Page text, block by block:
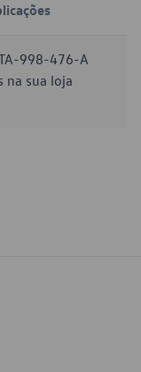
998-476-A
na sua loja